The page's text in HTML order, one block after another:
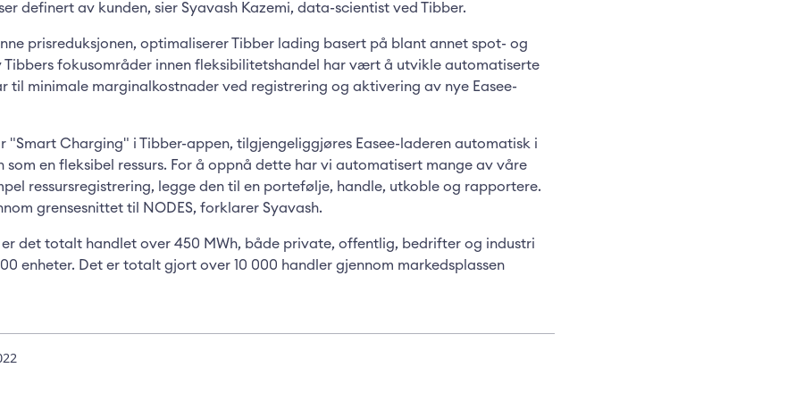
definert av kunden, sier Syavash Kazemi, data-scientist ved Tibber.
prisreduksjonen, optimaliserer Tibber lading basert på blant annet spot- og
Tibbers fokusområder innen fleksibilitetshandel har vært å utvikle automatiserte
til minimale marginalkostnader ved registrering og aktivering av nye Easee-
"Smart Charging" i Tibber-appen, tilgjengeliggjøres Easee-laderen automatisk i
som en fleksibel ressurs. For å oppnå dette har vi automatisert mange av våre
ressursregistrering, legge den til en portefølje, handle, utkoble og rapportere.
grensesnittet til NODES, forklarer Syavash.
er det totalt handlet over 450 MWh, både private, offentlig, bedrifter og industri
enheter. Det er totalt gjort over 10 000 handler gjennom markedsplassen